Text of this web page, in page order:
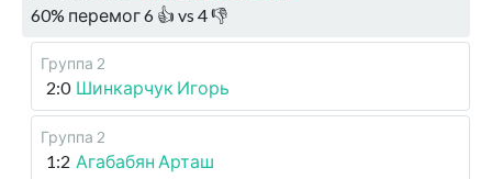
60% перемог6 👍 vs 4👎
Группа 2
2:0 Шинкарчук Игорь
Группа 2
1:2 Агабабян Арташ